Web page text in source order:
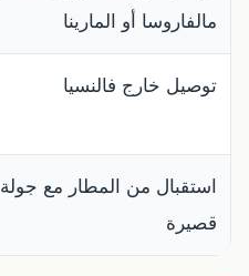
مالفاروسا أو المارينا
توصيل خارج فالنسيا
استقبال من المطار مع جولة
قصيرة